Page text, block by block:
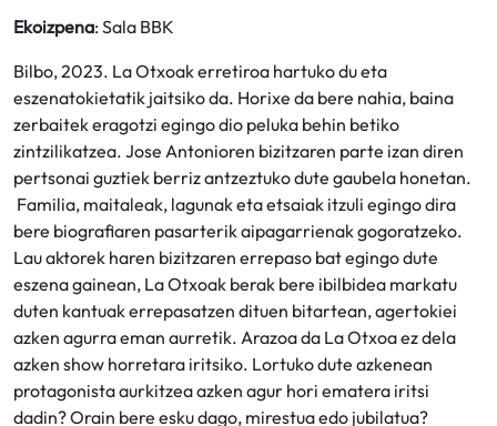
Ekoizpena: Sala BBK
Bilbo, 2023. La Otxoak erretiroa hartuko du eta
eszenatokietatik jaitsiko da. Horixe da bere nahia, baina
zerbaitek eragotzi egingo dio peluka behin betiko
zintzilikatzea. Jose Antonioren bizitzaren parte izan diren
pertsonai guztiek berriz antzeztuko dute gaubela honetan.
Familia, maitaleak, lagunak eta etsaiak itzuli egingo dira
bere biografiaren pasarterik aipagarrienak gogoratzeko.
Lau aktorek haren bizitzaren errepaso bat egingo dute
eszena gainean, La Otxoak berak bere ibilbidea markatu
duten kantuak errepasatzen dituen bitartean, agertokiei
azken agurra eman aurretik. Arazoa da La Otxoa ez dela
azken show horretara iritsiko. Lortuko dute azkenean
protagonista aurkitzea azken agur hori ematera iritsi
dadin? Orain bere esku dago, mirestua edo jubilatua?